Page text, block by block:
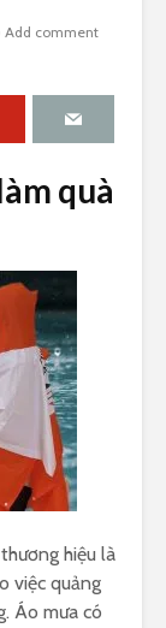
Add comment
quà
hiệu là
việc quảng
Áo mưa có